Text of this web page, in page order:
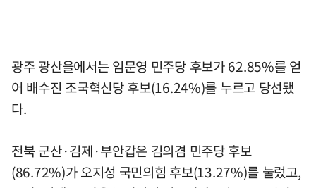
광주 광산을에서는 임문영 민주당 후보가 62.85%를 얻
어 배수진 조국혁신당 후보(16.24%)를 누르고 당선됐
다.
전북 군산·김제·부안갑은 김의겸 민주당 후보
(86.72%)가 오지성 국민의힘 후보(13.27%)를 눌렀고,